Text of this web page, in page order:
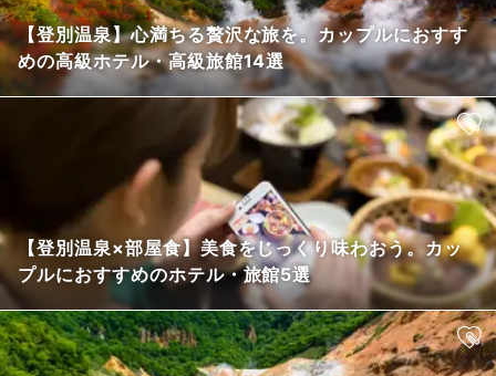
【登別温泉】心満ちる贅沢な旅を。カップルにおすす
めの高級ホテル・高級旅館14選
【登別温泉×部屋食】美食をじっくり味わおう。カッ
プルにおすすめのホテル・旅館5選